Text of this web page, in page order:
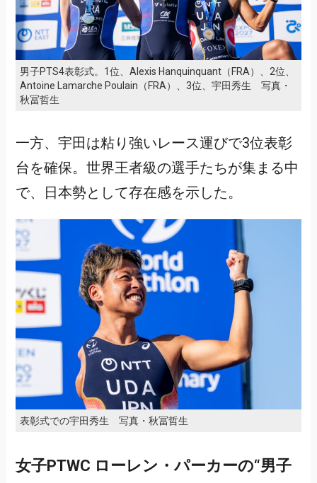
男子PTS4表彰式。1位、Alexis Hanquinquant（FRA）、2位、
Antoine Lamarche Poulain（FRA）、3位、宇田秀生 写真・
秋冨哲生
一方、宇田は粘り強いレース運びで3位表彰
台を確保。世界王者級の選手たちが集まる中
で、日本勢として存在感を示した。
表彰式での宇田秀生 写真・秋冨哲生
女子PTWC ローレン・パーカーの“男子